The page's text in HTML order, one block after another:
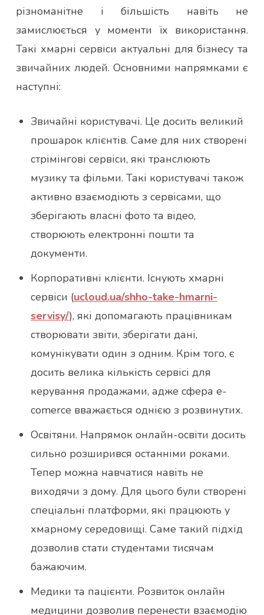
різноманітне і більшість навіть не
замислюється у моменти їх використання.
Такі хмарні сервіси актуальні для бізнесу та
звичайних людей. Основними напрямками є
наступні:
Звичайні користувачі. Це досить великий
прошарок клієнтів. Саме для них створені
стрімінгові сервіси, які транслюють
музику та фільми. Такі користувачі також
активно взаємодіють з сервісами, що
зберігають власні фото та відео,
створюють електронні пошти та
документи.
Корпоративні клієнти. Існують хмарні
сервіси (ucloud.ua/shho-take-hmarni-
servisy/), які допомагають працівникам
створювати звіти, зберігати дані,
комунікувати один з одним. Крім того, є
досить велика кількість сервісі для
керування продажами, адже сфера e-
comerce вважається однією з розвинутих.
Освітяни. Напрямок онлайн-освіти досить
сильно розширився останніми роками.
Тепер можна навчатися навіть не
виходячи з дому. Для цього були створені
спеціальні платформи, які працюють у
хмарному середовищі. Саме такий підхід
дозволив стати студентами тисячам
бажаючим.
Медики та пацієнти. Розвиток онлайн
медицини дозволив перенести взаємодію